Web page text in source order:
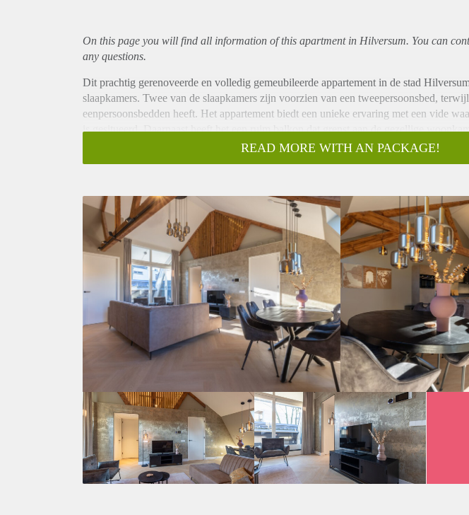
On this page you will find all information of this apartmentin Hilversum. You can
any questions.
Dit prachtig gerenoveerde en volledig gemeubileerde appartement in de stad
slaapkamers. Twee van de slaapkamers zijn voorzien van een tweepersoonsbed,
eenpersoonsbedden heeft. Het appartement biedt een unieke ervaring met een vide
is gesitueerd. Daarnaast heeft het een ruim balkon dat grenst aan de gezellige
met zowel een aparte douche als een ligbad
De keuken is voorzien van hoogwaardige, state-of-the-art apparatuur. In de
Daarnaast beschikt de woning over een aparte berging en een privéparkeerplaats
Ligging:
Auto: Met de auto kun je vanaf de Havenstraat in Hilversum naar Utrecht reizen in
afhankelijk van het verkeer en de gekozen route.
Openbaar vervoer: Het openbaar vervoer, zoals trein of bus, biedt regelmatige
Utrecht. De reistijd kan variëren, maar het duurt doorgaans ongeveer 40 minuten met
Houd er rekening mee dat de exacte tijden en afstanden kunnen variëren op basis van
actuele omstandigheden. Het is raadzaam om actuele dienstregelingen te raadplegen
reisadvies
De ligging van appartementen op de Havenstraat in Hilversum kan als gunstig worden
verschillende redenen:
Voorzieningen in de buurt: De Havenstraat kan dicht bij voorzieningen zoals
recreatiegebieden liggen, waardoor het handig is voor het dagelijkse leven.
Woonomgeving: Als de Havenstraat in een rustige en aangename woonwijk ligt, kan
leefomgeving voor bewoners.
Natuur en recreatie: De nabijheid van parken, natuurgebieden of
verbeteren en ontspanningsmogelijkheden bieden.
READ MORE WITH AN PACKAGE!